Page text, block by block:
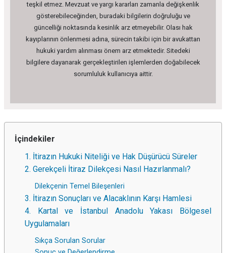
teşkil etmez. Mevzuat ve yargı kararları zamanla değişkenlik
gösterebileceğinden, buradaki bilgilerin doğruluğu ve
güncelliği noktasında kesinlik arz etmeyebilir. Olası hak
kayıplarının önlenmesi adına, sürecin takibi için bir avukattan
hukuki yardım alınması önem arz etmektedir. Sitedeki
bilgilere dayanarak gerçekleştirilen işlemlerden doğabilecek
sorumluluk kullanıcıya aittir.
İçindekiler
1. İtirazın Hukuki Niteliği ve Hak Düşürücü Süreler
2. Gerekçeli İtiraz Dilekçesi Nasıl Hazırlanmalı?
Dilekçenin Temel Bileşenleri
3. İtirazın Sonuçları ve Alacaklının Karşı Hamlesi
4. Kartal ve İstanbul Anadolu Yakası Bölgesel
Uygulamaları
Sıkça Sorulan Sorular